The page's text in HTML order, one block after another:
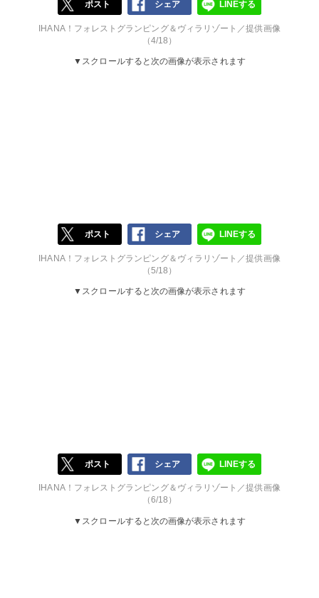
ポスト シェア LINEする
IHANA！フォレストグランピング＆ヴィラリゾート／提供画像
（4/18）
▼スクロールすると次の画像が表示されます
ポスト シェア LINEする
IHANA！フォレストグランピング＆ヴィラリゾート／提供画像
（5/18）
▼スクロールすると次の画像が表示されます
ポスト シェア LINEする
IHANA！フォレストグランピング＆ヴィラリゾート／提供画像
（6/18）
▼スクロールすると次の画像が表示されます